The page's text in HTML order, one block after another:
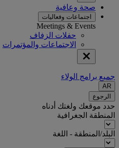
صحة وعافية
اجتماعات وفعاليات
Meetings & Events
حفلات الزفاف
الاجتماعات والمؤتمرات
جميع برامج الولاء
AR
الرجوع
حدد موقعك ولغتك أدناه
المنطقة الجغرافية
البلد/المنطقة - اللغة